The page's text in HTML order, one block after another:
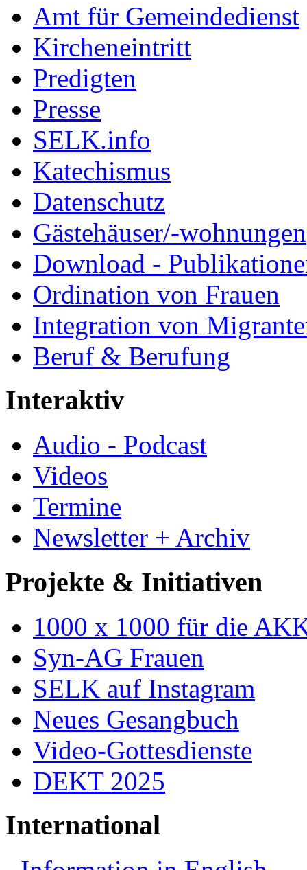
Amt für Gemeindedienst
Kircheneintritt
Predigten
Presse
SELK.info
Katechismus
Datenschutz
Gästehäuser/-wohnungen
Download -
Ordination von Frauen
Integration von
Beruf & Berufung
Interaktiv
Audio - Podcast
Videos
Termine
Newsletter + Archiv
Projekte & Initiativen
1000 x 1000 für die
Syn-AG Frauen
SELK auf Instagram
Neues Gesangbuch
Video-Gottesdienste
DEKT 2025
International